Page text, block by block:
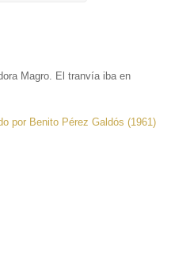
Magro. El tranvía iba en
por Benito Pérez Galdós (1961)